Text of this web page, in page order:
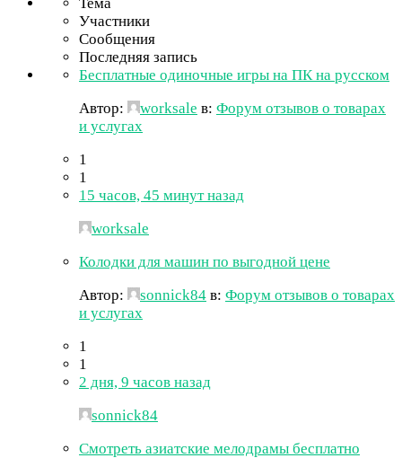
Участники
Сообщения
Последняя запись
Бесплатные одиночные игры на ПК на русском
Автор:
worksale в: Форум отзывов о товарах
и услугах
1
1
15 часов, 45 минут назад
worksale
Колодки для машин по выгодной цене
Автор:
sonnick84 в: Форум отзывов о товарах
и услугах
1
1
2 дня, 9 часов назад
sonnick84
Смотреть азиатские мелодрамы бесплатно